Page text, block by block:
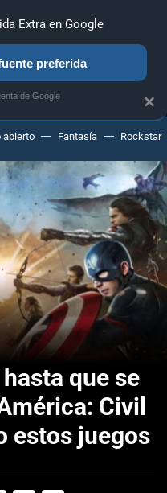
NUEVO
PC SONY
abierto Fantasía Rockstar
que se
Civil
estos juegos
×
Extra en Google
preferida
de Google